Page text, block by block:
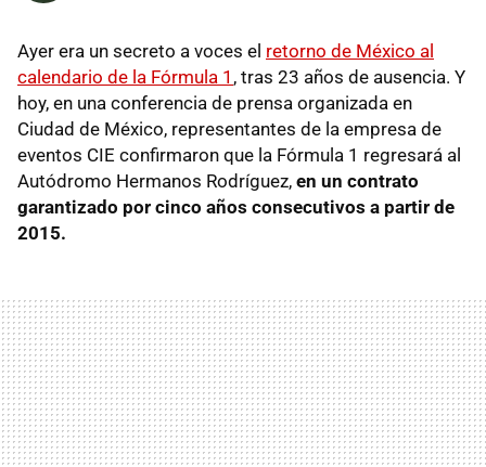
Ayer era un secreto a voces el retorno de México al
calendario de la Fórmula 1 , tras 23 años de ausencia. Y
hoy, en una conferencia de prensa organizada en
Ciudad de México, representantes de la empresa de
eventos CIE confirmaron que la Fórmula 1 regresará al
Autódromo Hermanos Rodríguez, en un contrato
garantizado por cinco años consecutivos a partir de
2015.